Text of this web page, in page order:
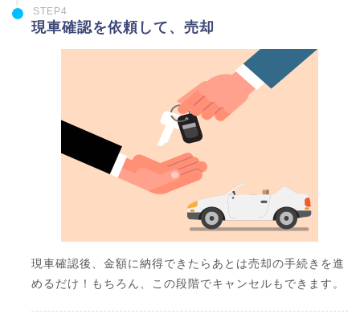
STEP4
現車確認を依頼して、売却
現車確認後、金額に納得できたらあとは売却の手続きを進
めるだけ！もちろん、この段階でキャンセルもできます。